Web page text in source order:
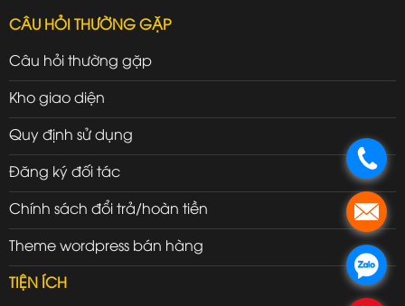
CÂU HỎI THƯỜNG GẶP
Câu hỏi thường gặp
Kho giao diện
Quy định sử dụng
Đăng ký đối tác
Chính sách đổi trả/hoàn tiền
Theme wordpress bán hàng
TIỆN ÍCH
.
.
.